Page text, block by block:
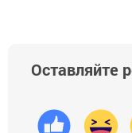
Оставляйте